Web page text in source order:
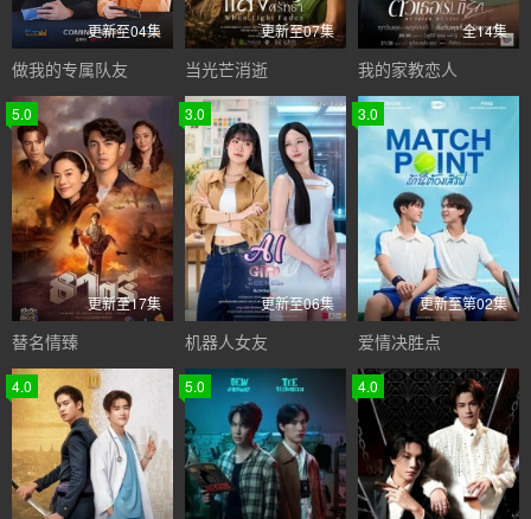
更新至04集
做我的专属队友
更新至07集
当光芒消逝
全14集
我的家教恋人
5.0
更新至17集
替名情臻
3.0
更新至06集
机器人女友
3.0
更新至第02集
爱情决胜点
4.0 5.0 4.0